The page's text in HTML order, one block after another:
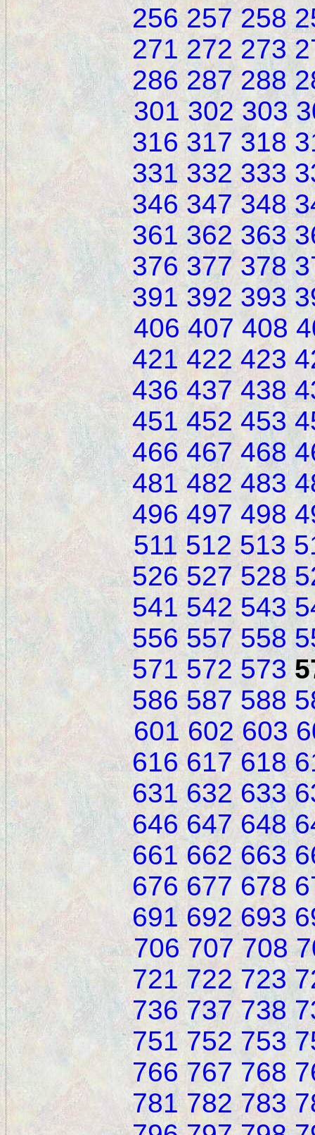
256 257 258
271 272 273
286 287 288
301 302 303
316 317 318
331 332 333
346 347 348
361 362 363
376 377 378
391 392 393
406 407 408
421 422 423
436 437 438
451 452 453
466 467 468
481 482 483
496 497 498
511 512 513
526 527 528
541 542 543
556 557 558
571 572 573
586 587 588
601 602 603
616 617 618
631 632 633
646 647 648
661 662 663
676 677 678
691 692 693
706 707 708
721 722 723
736 737 738
751 752 753
766 767 768
781 782 783